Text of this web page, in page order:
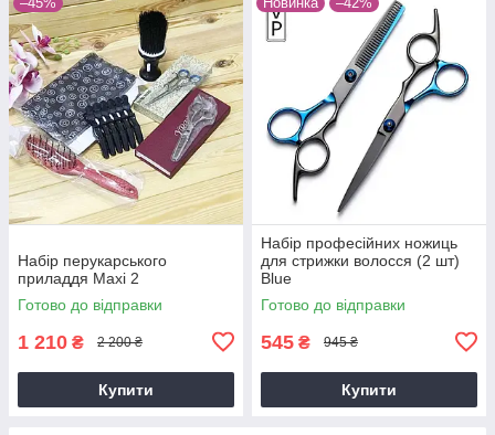
Набір перукарського
приладдя Maxi 2
Готово до відправки
1 210 ₴ 2 200 ₴
Купити
Набір професійних ножиць
для стрижки волосся (2 шт)
Blue
Готово до відправки
545 ₴ 945 ₴
Купити